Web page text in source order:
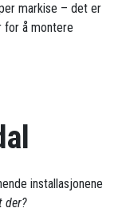
markise – det er
for å montere
installasjonene
der?